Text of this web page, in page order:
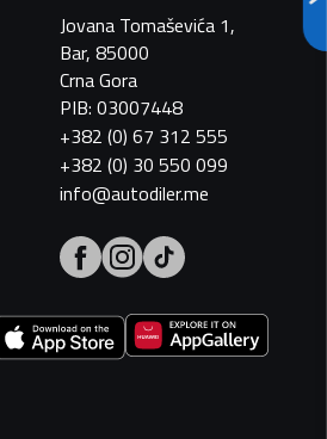
Jovana Tomaševića 1,
Bar, 85000
Crna Gora
PIB: 03007448
+382 (0) 67 312 555
+382 (0) 30 550 099
info@autodiler.me